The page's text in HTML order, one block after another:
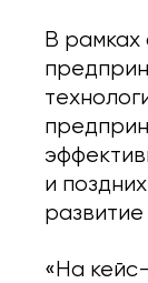
В
и
«На